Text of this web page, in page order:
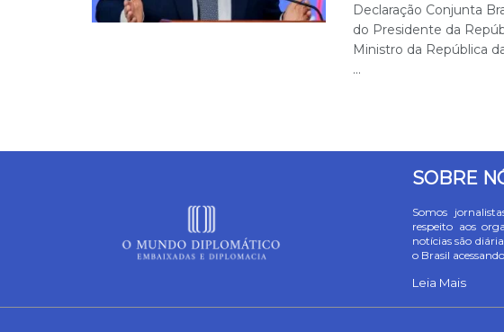
Declaração Conjunta
do Presidente da
Ministro da República
...
SOBRE
Somos
respeito aos
notícias são
o Brasil
Leia Mais